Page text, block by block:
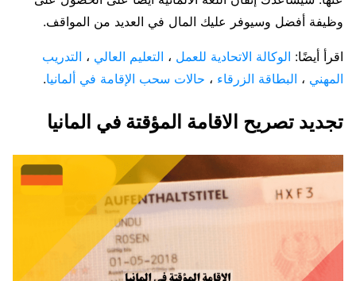
وظيفة أفضل وسيوفر عليك المال في العديد من المواقف.
اقرأ أيضًا: الوكالة الاتحادية للعمل ، التعليم العالي ، التدريب
المهني ، البطاقة الزرقاء ، حالات سحب الإقامة في ألمانيا.
تجديد تصريح الاقامة المؤقتة في المانيا